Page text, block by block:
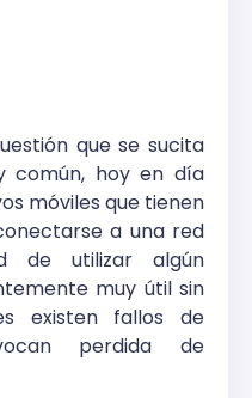
que se sucita
común, hoy en día
móviles que tienen
a una red
de utilizar algún
muy útil sin
existen fallos de
perdida de